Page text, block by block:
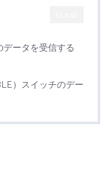
データを受信する
）スイッチのデー